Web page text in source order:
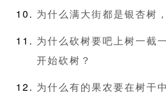
为什么满大街都是银杏树
为什么砍树要吧上树一截
开始砍树？
为什么有的果农要在树干